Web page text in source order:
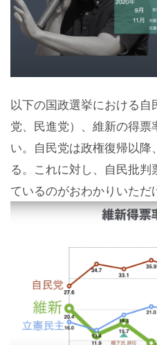
以下の国政選挙における自
党、民進党）、維新の得票
い。自民党は政権復帰以
る。これに対し、自民批
ているのがおわかりいただ